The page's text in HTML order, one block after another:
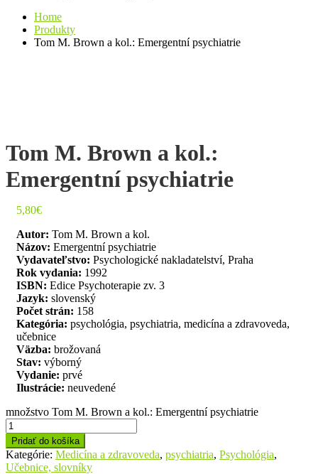
Home
Produkty
Tom M. Brown a kol.: Emergentní psychiatrie
Tom M. Brown a kol.:
Emergentní psychiatrie
5,80€
Autor: Tom M. Brown a kol.
Názov: Emergentní psychiatrie
Vydavateľstvo: Psychologické nakladatelství, Praha
Rok vydania: 1992
ISBN: Edice Psychoterapie zv. 3
Jazyk: slovenský
Počet strán: 158
Kategória: psychológia, psychiatria, medicína a zdravoveda,
učebnice
Väzba: brožovaná
Stav: výborný
Vydanie: prvé
Ilustrácie: neuvedené
množstvo Tom M. Brown a kol.: Emergentní psychiatrie
Pridať do košíka
Kategórie: Medicína a zdravoveda, psychiatria, Psychológia,
Učebnice, slovníky